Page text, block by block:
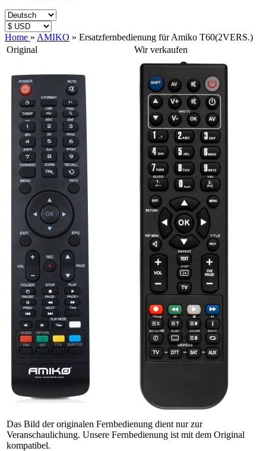
Home » AMIKO » Ersatzfernbedienung für Amiko T60(2VERS.)
Original
Wir verkaufen
Das Bild der originalen Fernbedienung dient nur zur
Veranschaulichung. Unsere Fernbedienung ist mit dem Original
kompatibel.